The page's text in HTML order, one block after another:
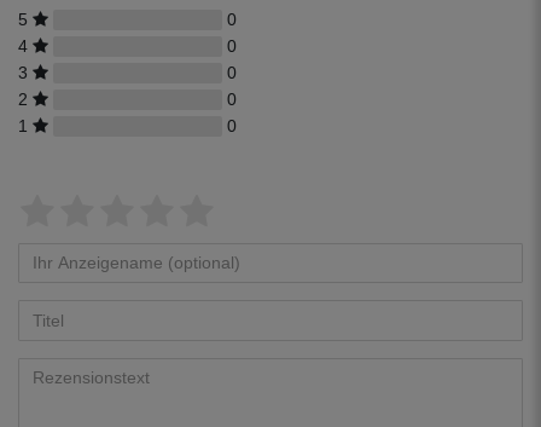
5
0
4
0
3
0
2
0
1
0